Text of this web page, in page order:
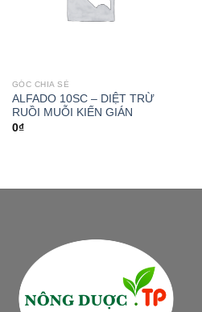
GÓC CHIA SẺ
ALFADO 10SC – DIỆT TRỪ
RUỒI MUỖI KIẾN GIÁN
0₫